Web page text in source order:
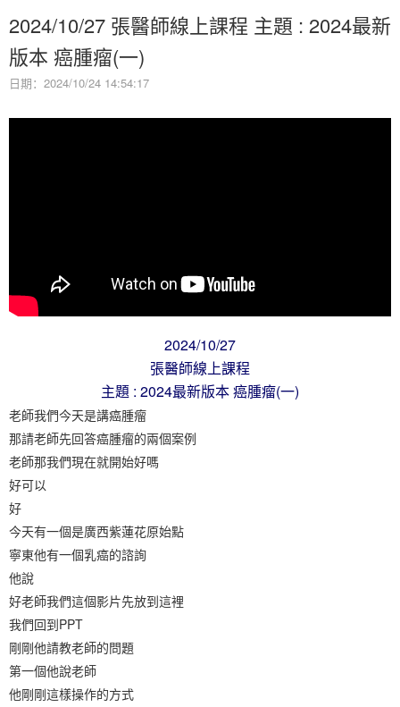
2024/10/27 張醫師線上課程 主題 : 2024最新
版本 癌腫瘤(一)
日期：2024/10/24 14:54:17
2024/10/27
張醫師線上課程
主題 : 2024最新版本 癌腫瘤(一)
老師我們今天是講癌腫瘤
那請老師先回答癌腫瘤的兩個案例
老師那我們現在就開始好嗎
好可以
好
今天有一個是廣西紫蓮花原始點
寧東他有一個乳癌的諮詢
他說
好老師我們這個影片先放到這裡
我們回到PPT
剛剛他請教老師的問題
第一個他說老師
他剛剛這樣操作的方式